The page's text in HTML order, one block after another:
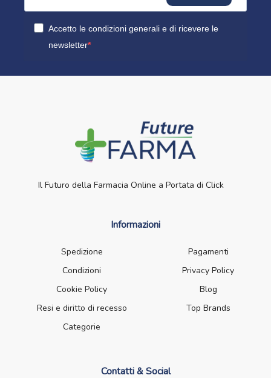
Accetto le condizioni generali e di ricevere le
newsletter
Il Futuro della Farmacia Online a Portata di Click
Informazioni
Spedizione
Pagamenti
Condizioni
Privacy Policy
Cookie Policy
Blog
Resi e diritto di recesso
Top Brands
Categorie
Contatti & Social